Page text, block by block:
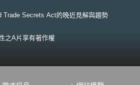
用，必須具備公平性。除了透過實質承諾與規
害，並可對人工智慧之自動化決策結果提出質
Trade Secrets Act的晚近見解與趨勢
之A片享有著作權